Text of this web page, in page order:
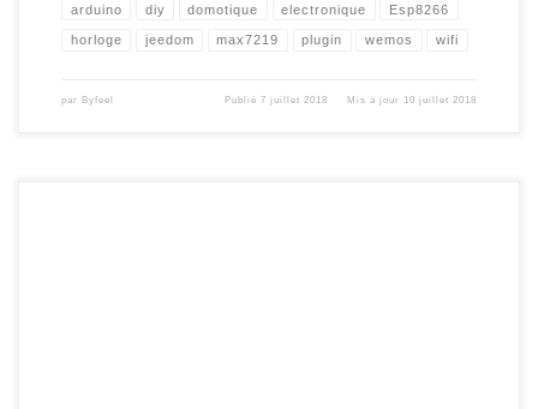
arduino diy domotique electronique Esp8266
horloge jeedom max7219 plugin wemos wifi
par Byfeel Publié7 juillet 2018 Mis à jour 10 juillet 2018